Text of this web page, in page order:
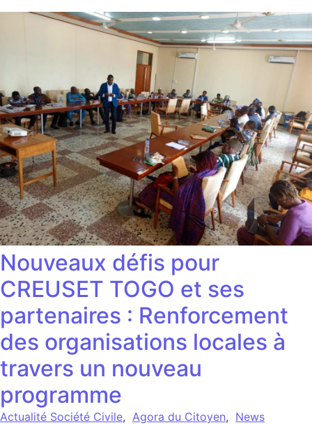
Nouveaux défis pour
CREUSET TOGO et ses
partenaires : Renforcement
des organisations locales à
travers un nouveau
programme
Actualité Société Civile, Agora du Citoyen, News